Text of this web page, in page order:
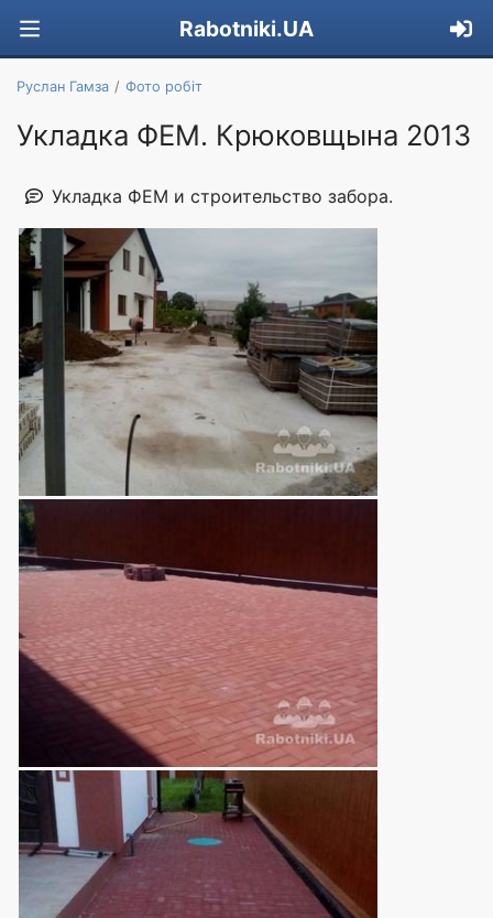
Rabotniki.UA
Руслан Гамза Фото робіт
Укладка ФЕМ. Крюковщына 2013
Укладка ФЕМ и строительство забора.